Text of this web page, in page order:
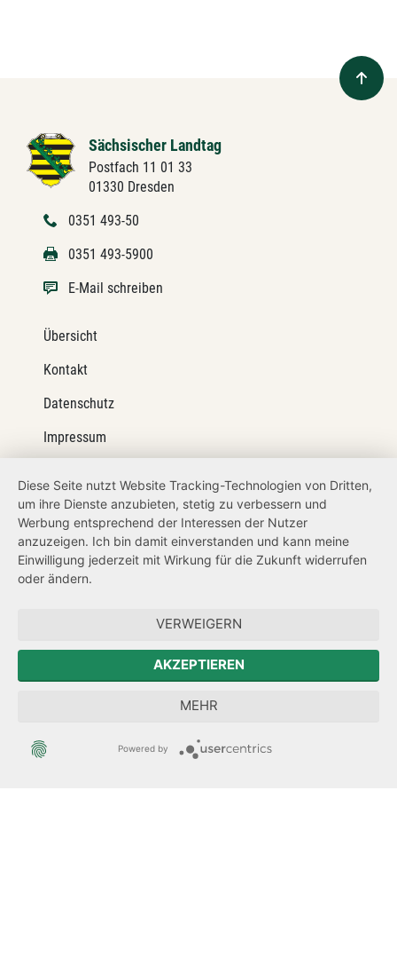
Sächsischer Landtag
Postfach 11 01 33
01330 Dresden
0351 493-50
0351 493-5900
E-Mail schreiben
Übersicht
Kontakt
Datenschutz
Impressum
Netiquette
Transparenzanspruch
Hinweisgeberschutz
Forum Mitteleuropa
Der Sächsische Integrationsbeauftragte
Sächsische Landesbeauftragte zur Aufarbeitung der SED-
Diese Seite nutzt Website Tracking-Technologien von Dritten,
um ihre Dienste anzubieten, stetig zu verbessern und
Werbung entsprechend der Interessen der Nutzer
anzuzeigen. Ich bin damit einverstanden und kann meine
Einwilligung jederzeit mit Wirkung für die Zukunft widerrufen
oder ändern.
VERWEIGERN
AKZEPTIEREN
MEHR
Powered by